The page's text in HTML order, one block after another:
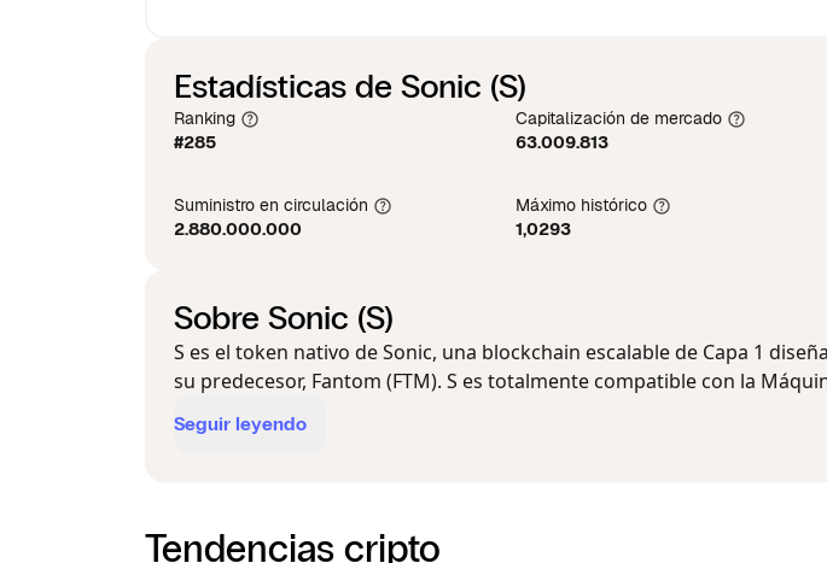
Estadísticas de Sonic (S)
Ranking
#285
Capitalización de mercado
63.009.813
Suministro en circulación
2.880.000.000
Máximo histórico
1,0293
Sobre Sonic (S)
S es el token nativo de Sonic, una blockchain escalable de Capa 1
su predecesor, Fantom (FTM). S es totalmente compatible con la
Seguir leyendo
Tendencias cripto